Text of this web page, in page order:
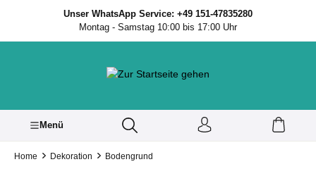
springenUnser WhatsApp Service: +49 151-47835280
Montag - Samstag 10:00 bis 17:00 Uhr
Menü
Home Dekoration Bodengrund